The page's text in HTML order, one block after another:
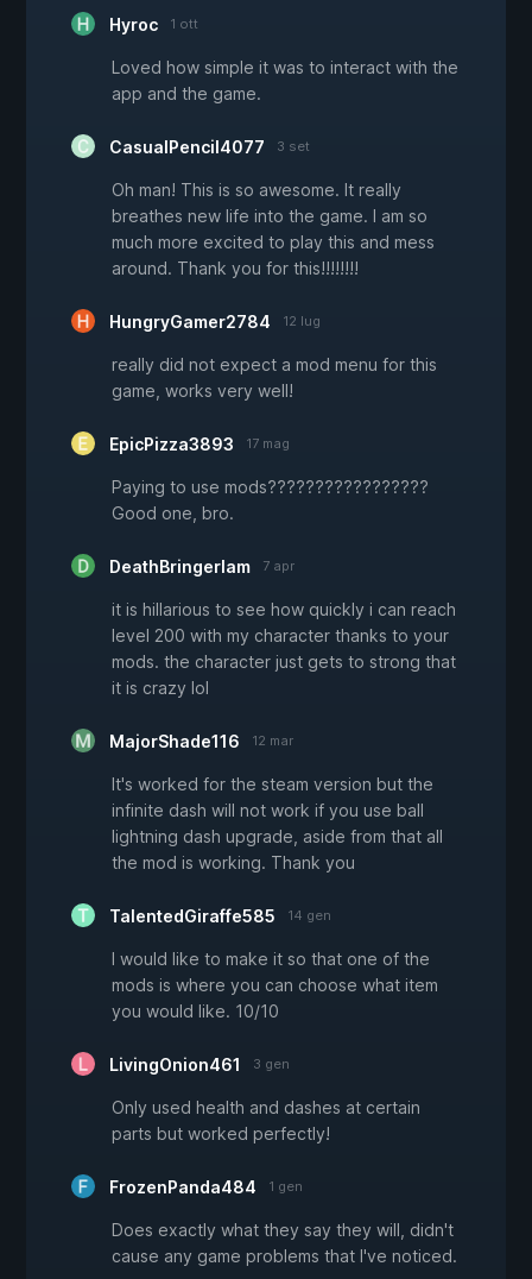
Hyroc 1 ott
Loved how simple it was to interact with the
app and the game.
CasualPencil4077 3 set
Oh man! This is so awesome. It really
breathes new life into the game. I am so
much more excited to play this and mess
around. Thank you for this!!!!!!!!
HungryGamer2784 12 lug
really did not expect a mod menu for this
game, works very well!
EpicPizza3893 17 mag
Paying to use mods?????????????????
Good one, bro.
DeathBringerIam 7 apr
it is hillarious to see how quickly i can reach
level 200 with my character thanks to your
mods. the character just gets to strong that
it is crazy lol
MajorShade116 12 mar
It's worked for the steam version but the
infinite dash will not work if you use ball
lightning dash upgrade, aside from that all
the mod is working. Thank you
TalentedGiraffe585 14 gen
I would like to make it so that one of the
mods is where you can choose what item
you would like. 10/10
LivingOnion461 3 gen
Only used health and dashes at certain
parts but worked perfectly!
FrozenPanda484 1 gen
Does exactly what they say they will, didn't
cause any game problems that I've noticed.